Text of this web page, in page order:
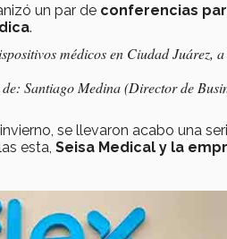
un par de conferencias
.
médicos en Ciudad Juárez,
Santiago Medina (Director de
se llevaron acabo una
esta, Seisa Medical y la